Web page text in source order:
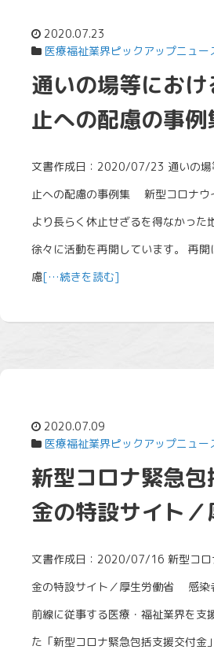
2020.07.23
医療福祉業界ピックアップニュー
通いの場等にお
止への配慮の事例
文書作成日：2020/07/23 通いの場
止への配慮の事例集 新型コロナウ
より長らく休止せざるを得なかった
徐々に活動を再開しています。 再
慮[…続きを読む]
2020.07.09
医療福祉業界ピックアップニュー
新型コロナ緊急
金の特設サイト
文書作成日：2020/07/16 新型コロ
金の特設サイト／厚生労働省 感染
前線に従事する医療・福祉業界を支
た「新型コロナ緊急包括支援交付金